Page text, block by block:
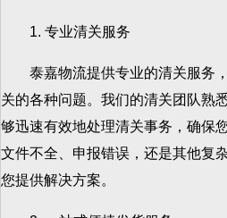
1. 专业清关服务
泰嘉物流提供专业的清关服务，
关的各种问题。我们的清关团队熟
够迅速有效地处理清关事务，确保
文件不全、申报错误，还是其他复
您提供解决方案。